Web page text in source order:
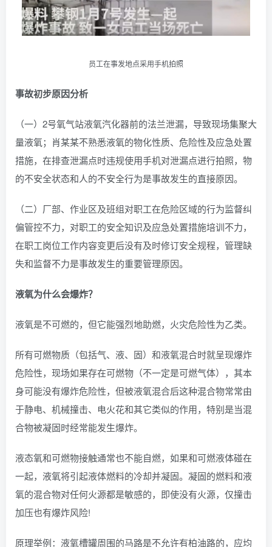
员工在事发地点采用手机拍照
事故初步原因分析
（一）2号氧气站液氧汽化器前的法兰泄漏，导致现场集聚大
量液氧；肖某某不熟悉液氧的物化性质、危险性及应急处置
措施，在排查泄漏点时违规使用手机对泄漏点进行拍照，物
的不安全状态和人的不安全行为是事故发生的直接原因。
（二）厂部、作业区及班组对职工在危险区域的行为监督纠
偏管控不力，对职工的安全知识及应急处置措施培训不力，
在职工岗位工作内容变更后没有及时修订安全规程，管理缺
失和监督不力是事故发生的重要管理原因。
液氧为什么会爆炸？
液氧是不可燃的，但它能强烈地助燃，火灾危险性为乙类。
所有可燃物质（包括气、液、固）和液氧混合时就呈现爆炸
危险性，现场如果存在可燃物（不一定是可燃气体），其本
身可能没有爆炸危险性，但被液氧混合后这种混合物常常由
于静电、机械撞击、电火花和其它类似的作用，特别是当混
合物被凝固时经常能发生爆炸。
液态氧和可燃物接触通常也不能自燃，如果和可燃液体碰在
一起，液氧将引起液体燃料的冷却并凝固。凝固的燃料和液
氧的混合物对任何火源都是敏感的，即使没有火源，仅撞击
加压也有爆炸风险!
原理举例：液氧槽罐周围的马路是不允许有柏油路的，应均